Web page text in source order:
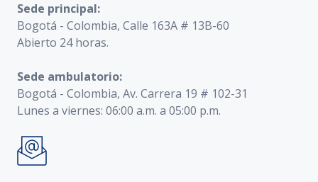
Sede principal:
Bogotá - Colombia, Calle 163A # 13B-60
Abierto 24 horas.
Sede ambulatorio:
Bogotá - Colombia, Av. Carrera 19 # 102-31
Lunes a viernes: 06:00 a.m. a 05:00 p.m.